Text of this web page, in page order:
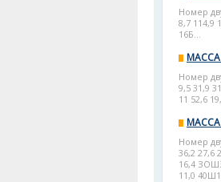
Номер
8,7 114,9
16Б...
Номер
9,5 31,9
11 52,6
Номер
36,2 27,6
16,4
11,0